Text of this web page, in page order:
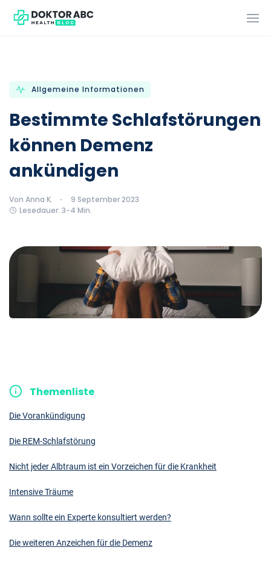
Allgemeine Informationen
Bestimmte Schlafstörungen
können Demenz
ankündigen
Von Anna K.
9 September 2023
Lesedauer: 3-4 Min.
Themenliste
Die Vorankündigung
Die REM-Schlafstörung
Nicht jeder Albtraum ist ein Vorzeichen für die Krankheit
Intensive Träume
Wann sollte ein Experte konsultiert werden?
Die weiteren Anzeichen für die Demenz